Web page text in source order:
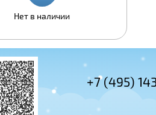
Нет в наличии
+7 (800)